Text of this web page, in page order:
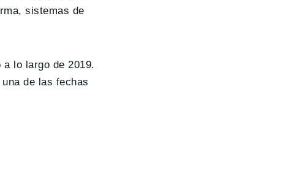
sistemas de
lo largo de 2019.
de las fechas